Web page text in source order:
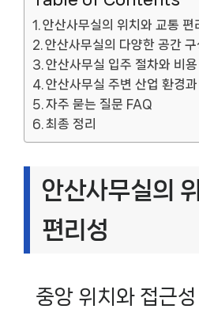
안산사무실의 위치와 교통 편
안산사무실의 다양한 공간 구
안산사무실 입주 절차와 비용
안산사무실 주변 산업 환경과
자주 묻는 질문 FAQ
최종 정리
안산사무실의
편리성
중앙 위치와 접근성